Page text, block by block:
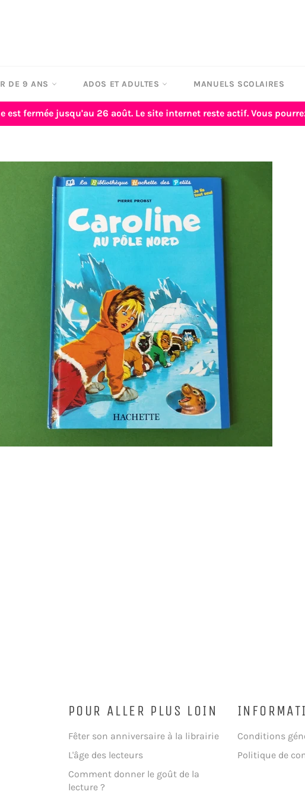
DE 9 ANS ADOS ET ADULTES MANUELS SCOLAIRES
est fermée jusqu'au 26 août. Le site internet reste actif. Vous
POUR ALLER PLUS LOIN
Fêter son anniversaire à la librairie
L'âge des lecteurs
Comment donner le goût de la
lecture ?
Conditions
Politique de